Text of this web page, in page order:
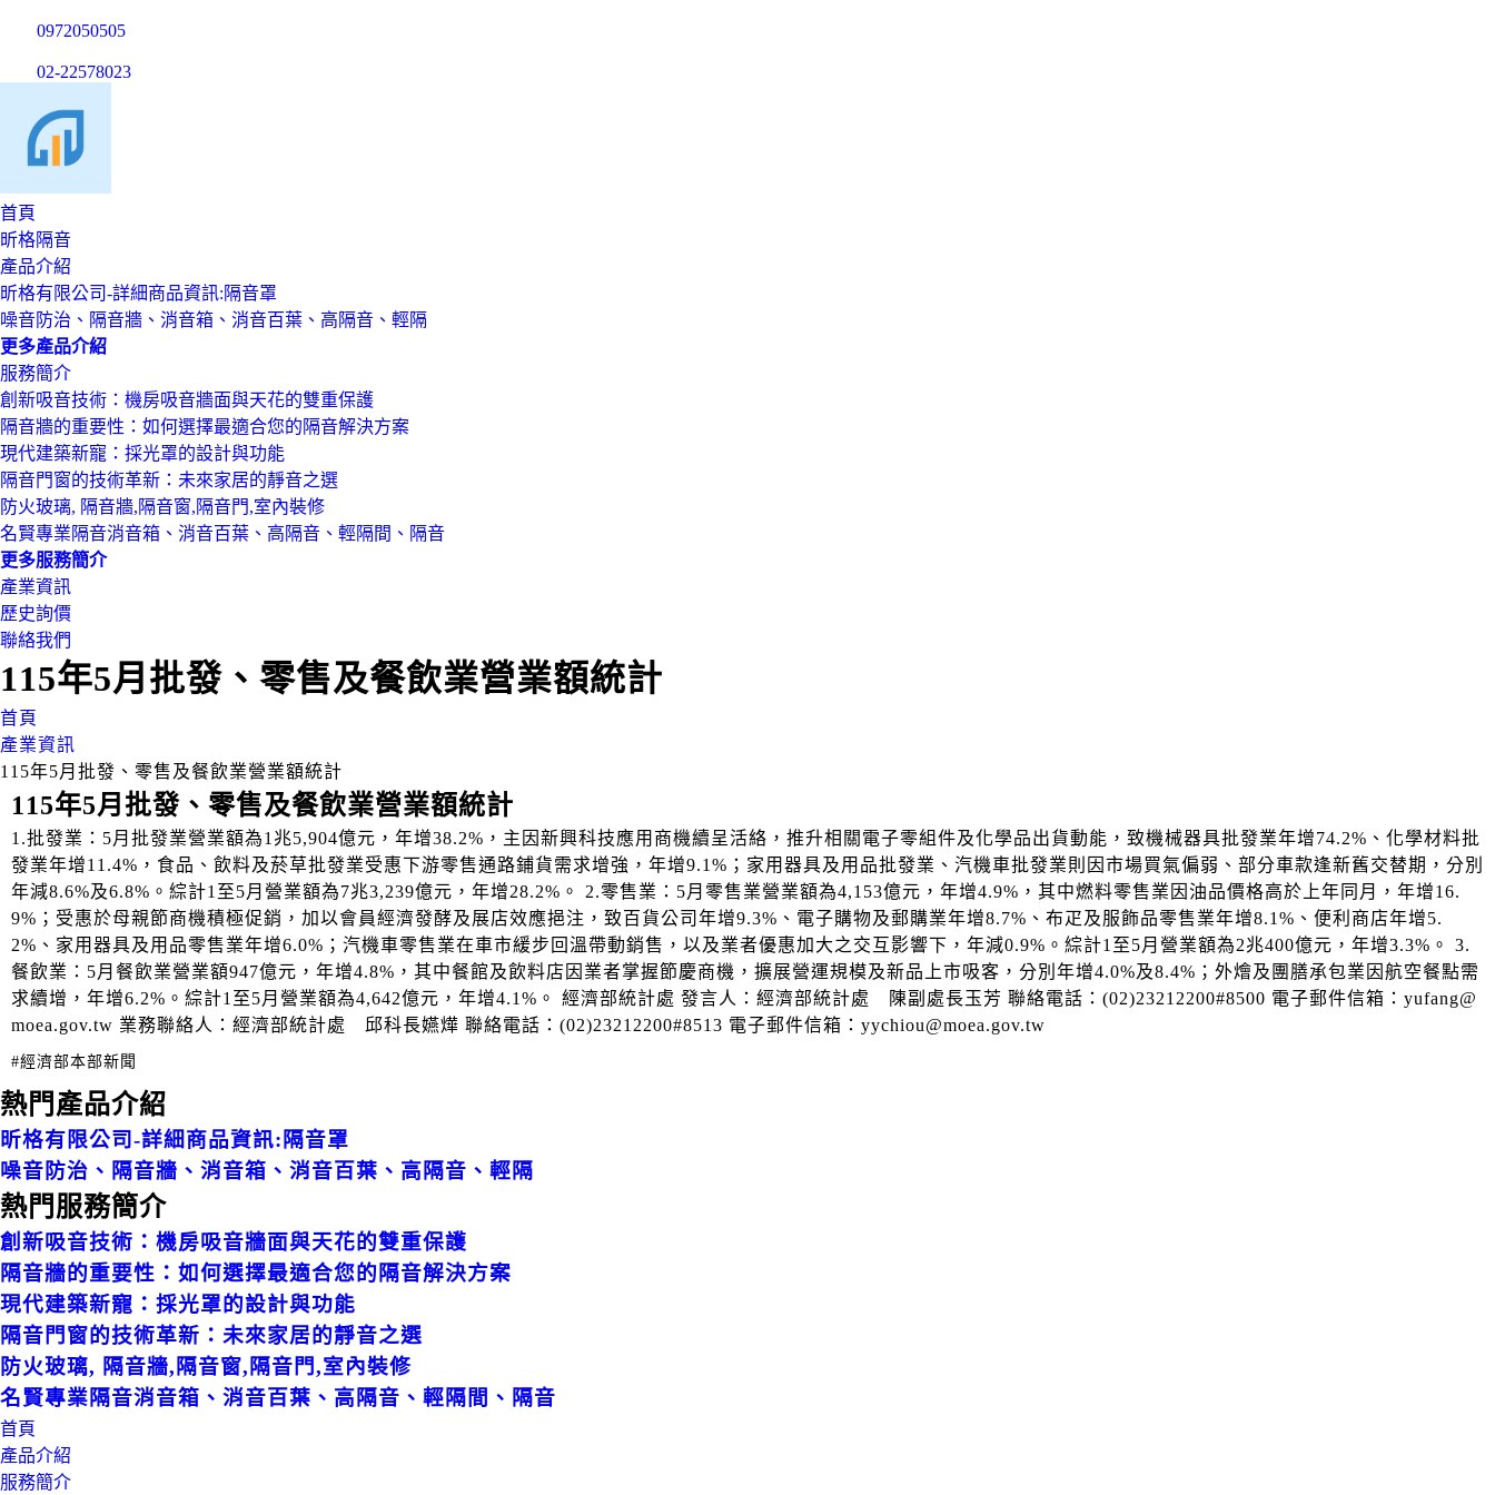
0972050505
02-22578023
首頁
昕格隔音
產品介紹
昕格有限公司-詳細商品資訊:隔音罩
噪音防治、隔音牆、消音箱、消音百葉、高隔音、輕隔
更多產品介紹
服務簡介
創新吸音技術：機房吸音牆面與天花的雙重保護
隔音牆的重要性：如何選擇最適合您的隔音解決方案
現代建築新寵：採光罩的設計與功能
隔音門窗的技術革新：未來家居的靜音之選
防火玻璃, 隔音牆,隔音窗,隔音門,室內裝修
名賢專業隔音消音箱、消音百葉、高隔音、輕隔間、隔音
更多服務簡介
產業資訊
歷史詢價
聯絡我們
115年5月批發、零售及餐飲業營業額統計
首頁
產業資訊
115年5月批發、零售及餐飲業營業額統計
115年5月批發、零售及餐飲業營業額統計
1.批發業：5月批發業營業額為1兆5,904億元，年增38.2%，主因新興科技應用商機續呈活絡，推升相關電子零組件及化學品出貨動能，致機械器具批發業年增74.2%、化學材料批
發業年增11.4%，食品、飲料及菸草批發業受惠下游零售通路鋪貨需求增強，年增9.1%；家用器具及用品批發業、汽機車批發業則因市場買氣偏弱、部分車款逢新舊交替期，分別
年減8.6%及6.8%。綜計1至5月營業額為7兆3,239億元，年增28.2%。 2.零售業：5月零售業營業額為4,153億元，年增4.9%，其中燃料零售業因油品價格高於上年同月，年增16.
9%；受惠於母親節商機積極促銷，加以會員經濟發酵及展店效應挹注，致百貨公司年增9.3%、電子購物及郵購業年增8.7%、布疋及服飾品零售業年增8.1%、便利商店年增5.
2%、家用器具及用品零售業年增6.0%；汽機車零售業在車市緩步回溫帶動銷售，以及業者優惠加大之交互影響下，年減0.9%。綜計1至5月營業額為2兆400億元，年增3.3%。 3.
餐飲業：5月餐飲業營業額947億元，年增4.8%，其中餐館及飲料店因業者掌握節慶商機，擴展營運規模及新品上市吸客，分別年增4.0%及8.4%；外燴及團膳承包業因航空餐點需
求續增，年增6.2%。綜計1至5月營業額為4,642億元，年增4.1%。 經濟部統計處 發言人：經濟部統計處 陳副處長玉芳 聯絡電話：(02)23212200#8500 電子郵件信箱：yufang@
moea.gov.tw 業務聯絡人：經濟部統計處 邱科長嬿燁 聯絡電話：(02)23212200#8513 電子郵件信箱：yychiou@moea.gov.tw
#經濟部本部新聞
熱門產品介紹
昕格有限公司-詳細商品資訊:隔音罩
噪音防治、隔音牆、消音箱、消音百葉、高隔音、輕隔
熱門服務簡介
創新吸音技術：機房吸音牆面與天花的雙重保護
隔音牆的重要性：如何選擇最適合您的隔音解決方案
現代建築新寵：採光罩的設計與功能
隔音門窗的技術革新：未來家居的靜音之選
防火玻璃, 隔音牆,隔音窗,隔音門,室內裝修
名賢專業隔音消音箱、消音百葉、高隔音、輕隔間、隔音
首頁
產品介紹
服務簡介